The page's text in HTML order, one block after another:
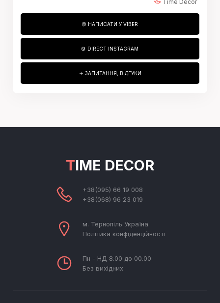
Time Decor
НАПИСАТИ У VIBER
DIRECT INSTAGRAM
ЗАПИТАННЯ, ВІДГУКИ
TIME DECOR
+38(095) 66 19 008
+38(068) 96 23 019
м. Тернопіль Україна
Політика конфіденційності
Пн - НД 8.00 до 00.00
Без вихідних